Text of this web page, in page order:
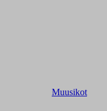
Muusikot